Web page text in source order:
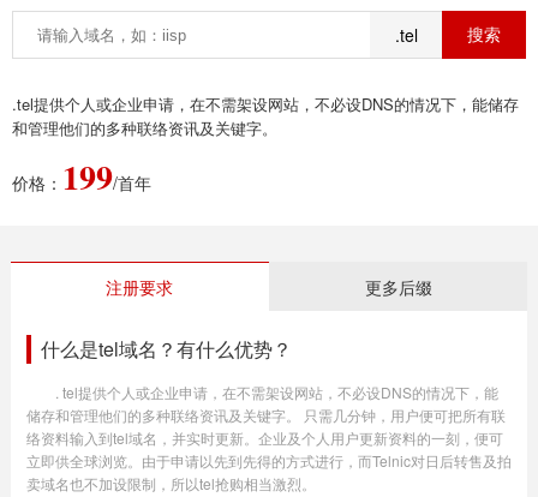
.tel
.tel提供个人或企业申请，在不需架设网站，不必设DNS的情况下，能储存
和管理他们的多种联络资讯及关键字。
价格： 199/首年
注册要求 更多后缀
什么是tel域名？有什么优势？
. tel提供个人或企业申请，在不需架设网站，不必设DNS的情况下，能
储存和管理他们的多种联络资讯及关键字。 只需几分钟，用户便可把所有联
络资料输入到tel域名，并实时更新。企业及个人用户更新资料的一刻，便可
立即供全球浏览。由于申请以先到先得的方式进行，而Telnic对日后转售及拍
卖域名也不加设限制，所以tel抢购相当激烈。